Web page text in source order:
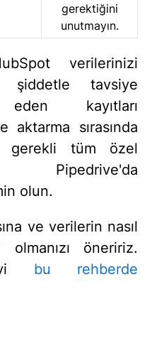
gerektiğini
unutmayın.
verilerinizi
şiddetle tavsiye
kayıtları
aktarma sırasında
gerekli tüm özel
olun.
ve verilerin nasıl
öneririz.
bu rehberde